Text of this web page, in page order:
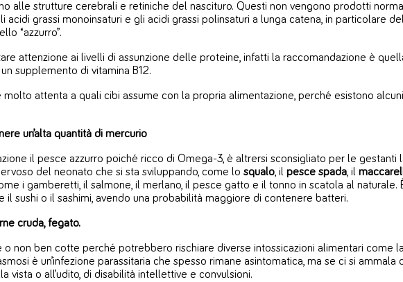
alle strutture cerebrali e retiniche del nascituro. Questi non vengono prodotti
acidi grassi monoinsaturi e gli acidi grassi polinsaturi a lunga catena, in particolare
“azzurro”.
attenzione ai livelli di assunzione delle proteine, infatti la raccomandazione è
supplemento di vitamina B12.
attenta a quali cibi assume con la propria alimentazione, perché esistono
un’alta quantità di mercurio
il pesce azzurro poiché ricco di Omega-3, è altrersi sconsigliato per le gestanti
del neonato che si sta sviluppando, come lo squalo, il pesce spada, il
i gamberetti, il salmone, il merlano, il pesce gatto e il tonno in scatola al naturale.
sushi o il sashimi, avendo una probabilità maggiore di contenere batteri.
cruda, fegato.
non ben cotte perché potrebbero rischiare diverse intossicazioni alimentari come la
è un’infezione parassitaria che spesso rimane asintomatica, ma se ci si ammala
o all’udito, di disabilità intellettive e convulsioni.